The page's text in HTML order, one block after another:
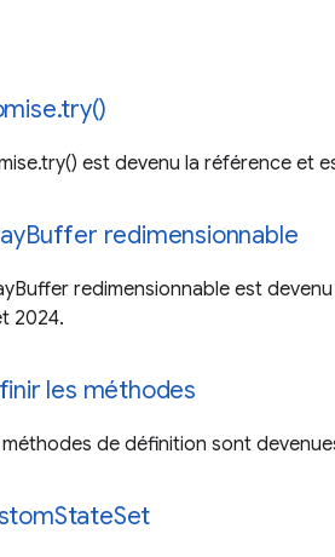
est devenu la référence et
redimensionnable
redimensionnable est
2024.
les méthodes
méthodes de définition sont